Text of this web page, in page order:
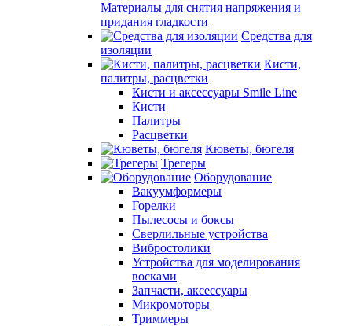
Материалы для снятия напряжения и
придания гладкости
Средства для
изоляции
Кисти,
палитры, расцветки
Кисти и аксессуары Smile Line
Кисти
Палитры
Расцветки
Кюветы, бюгеля
Трегеры
Оборудование
Вакуумформеры
Горелки
Пылесосы и боксы
Сверлильные устройства
Вибростолики
Устройства для моделирования
восками
Запчасти, аксессуары
Микромоторы
Триммеры